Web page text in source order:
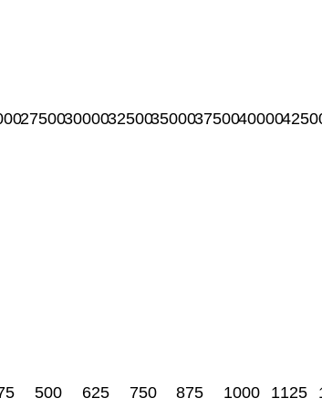
275003000032500350003750040000
500 625 750 875 1000 1125